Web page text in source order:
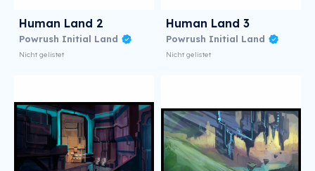
Human Land 2
Powrush Initial Land
Nicht gelistet
Human Land 3
Powrush Initial Land
Nicht gelistet